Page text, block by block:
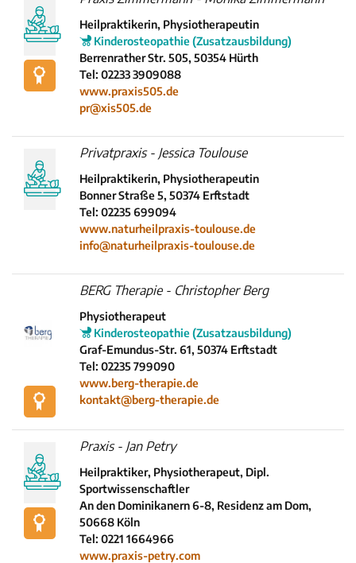
Heilpraktikerin, Physiotherapeutin
Kinderosteopathie (Zusatzausbildung)
Berrenrather Str. 505, 50354 Hürth
Tel: 02233 3909088
www.praxis505.de
pr@xis505.de
Privatpraxis - Jessica Toulouse
Heilpraktikerin, Physiotherapeutin
Bonner Straße 5, 50374 Erftstadt
Tel: 02235 699094
www.naturheilpraxis-toulouse.de
info@naturheilpraxis-toulouse.de
BERG Therapie - Christopher Berg
Physiotherapeut
Kinderosteopathie (Zusatzausbildung)
Graf-Emundus-Str. 61, 50374 Erftstadt
Tel: 02235 799090
www.berg-therapie.de
kontakt@berg-therapie.de
Praxis - Jan Petry
Heilpraktiker, Physiotherapeut, Dipl.
Sportwissenschaftler
An den Dominikanern 6-8, Residenz am Dom,
50668 Köln
Tel: 0221 1664966
www.praxis-petry.com
INHALTSTYP
Therapeuten
Krankenkassen
Neuigkeiten
Kleinanzeigen
Veranstaltungen
Inhaltsseiten